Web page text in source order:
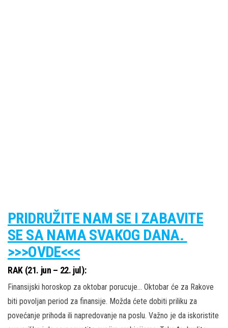
PRIDRUŽITE NAM SE I ZABAVITE
SE SA NAMA SVAKOG DANA.
>>>OVDE<<<
RAK (21. jun – 22. jul):
Finansijski horoskop za oktobar porucuje… Oktobar će za Rakove
biti povoljan period za finansije. Možda ćete dobiti priliku za
povećanje prihoda ili napredovanje na poslu. Važno je da iskoristite